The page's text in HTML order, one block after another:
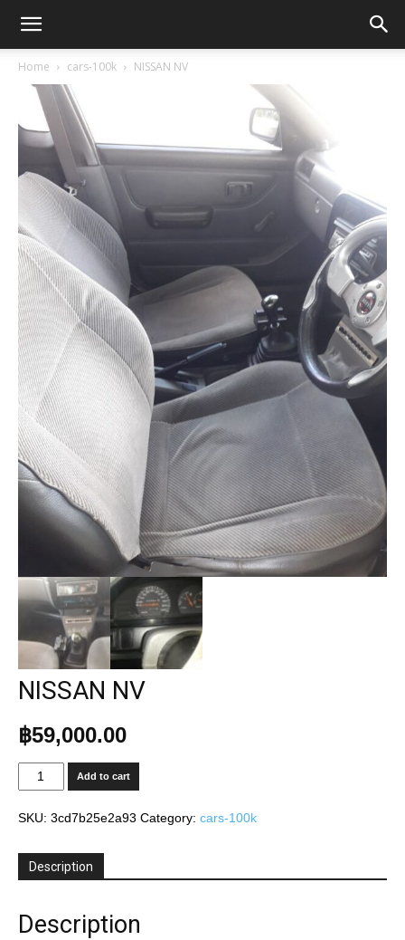
Home cars-100k NISSAN NV
NISSAN NV
฿59,000.00
NISSAN
NV
Add to cart
SKU: 3cd7b25e2a93 Category: cars-100k
Description
Description